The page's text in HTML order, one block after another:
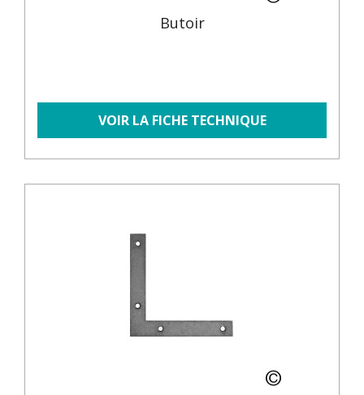
Butoir
VOIR LA FICHE TECHNIQUE